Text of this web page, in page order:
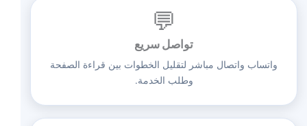
💬
تواصل سريع
واتساب واتصال مباشر لتقليل الخطوات بين قراءة الصفحة
وطلب الخدمة.